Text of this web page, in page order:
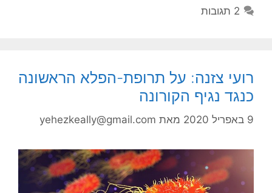
2 תגובות
רועי צזנה: על תרופת-הפלא הראשונה
כנגד נגיף הקורונה
9 באפריל 2020 מאת yehezkeally@gmail.com